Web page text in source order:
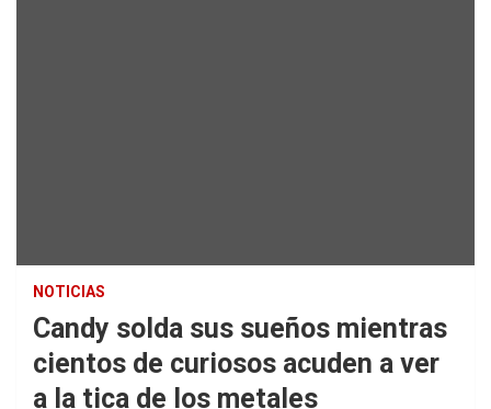
NOTICIAS
Candy solda sus sueños mientras
cientos de curiosos acuden a ver
a la tica de los metales